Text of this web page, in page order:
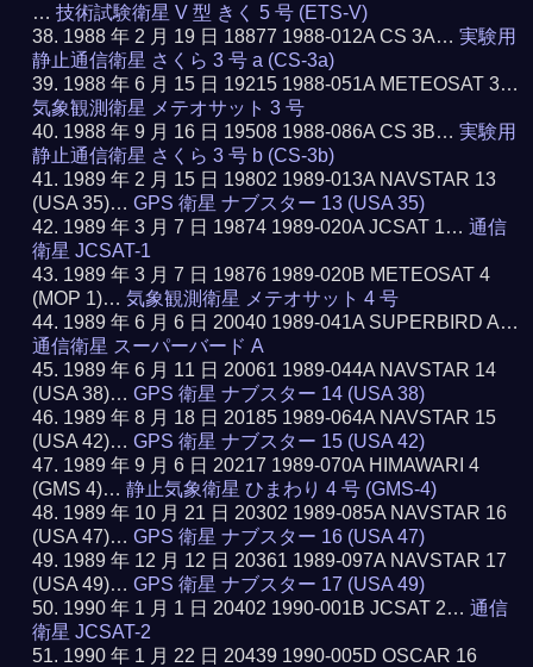
…技術試験衛星 V 型 きく 5 号 (ETS-V)
1988 年 2 月 19 日 18877 1988-012A CS 3A…実験用
静止通信衛星 さくら 3 号 a (CS-3a)
1988 年 6 月 15 日 19215 1988-051A METEOSAT 3…
気象観測衛星 メテオサット 3 号
1988 年 9 月 16 日 19508 1988-086A CS 3B…実験用
静止通信衛星 さくら 3 号 b (CS-3b)
1989 年 2 月 15 日 19802 1989-013A NAVSTAR 13
(USA 35)…GPS 衛星 ナブスター 13 (USA 35)
1989 年 3 月 7 日 19874 1989-020A JCSAT 1…通信
衛星 JCSAT-1
1989 年 3 月 7 日 19876 1989-020B METEOSAT 4
(MOP 1)…気象観測衛星 メテオサット 4 号
1989 年 6 月 6 日 20040 1989-041A SUPERBIRD A…
通信衛星 スーパーバード A
1989 年 6 月 11 日 20061 1989-044A NAVSTAR 14
(USA 38)…GPS 衛星 ナブスター 14 (USA 38)
1989 年 8 月 18 日 20185 1989-064A NAVSTAR 15
(USA 42)…GPS 衛星 ナブスター 15 (USA 42)
1989 年 9 月 6 日 20217 1989-070A HIMAWARI 4
(GMS 4)…静止気象衛星 ひまわり 4 号 (GMS-4)
1989 年 10 月 21 日 20302 1989-085A NAVSTAR 16
(USA 47)…GPS 衛星 ナブスター 16 (USA 47)
1989 年 12 月 12 日 20361 1989-097A NAVSTAR 17
(USA 49)…GPS 衛星 ナブスター 17 (USA 49)
1990 年 1 月 1 日 20402 1990-001B JCSAT 2…通信
衛星 JCSAT-2
1990 年 1 月 22 日 20439 1990-005D OSCAR 16